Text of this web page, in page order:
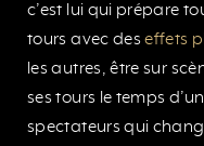
c’est lui qui prépare
tours avec deseffets
les autres, être sur
ses tours le temps
spectateurs qui